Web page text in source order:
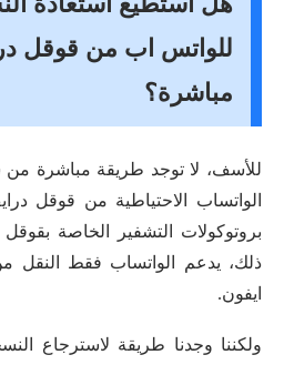
للواتس اب من قوقل
مباشرة؟
للأسف، لا توجد طريقة مباشرة
الواتساب الاحتياطية من قوقل
ذلك، يدعم الواتساب فقط النقل
ايفون.